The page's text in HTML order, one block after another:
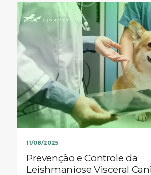
11/08/2025
Prevenção e Controle da
Leishmaniose Visceral